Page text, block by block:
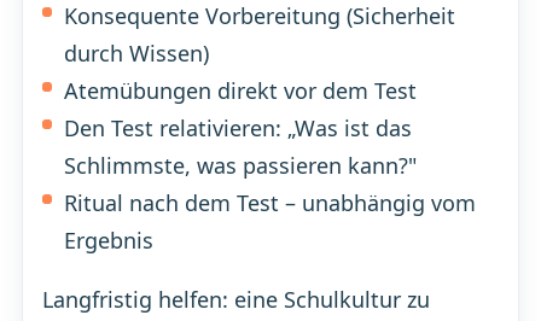
Konsequente Vorbereitung (Sicherheit
durch Wissen)
Atemübungen direkt vor dem Test
Den Test relativieren: „Was ist das
Schlimmste, was passieren kann?"
Ritual nach dem Test – unabhängig vom
Ergebnis
Langfristig helfen: eine Schulkultur zu